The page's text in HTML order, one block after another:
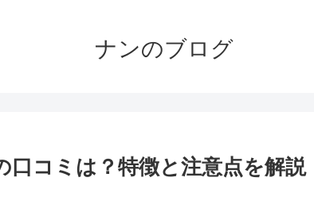
ナンのブログ
コミは？特徴と注意点を解説